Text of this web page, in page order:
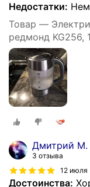
Недостатки:
Товар —
редмонд KG256,
фильтр,
Дмитрий М.
3 отзыва
12 июля
Достоинства: